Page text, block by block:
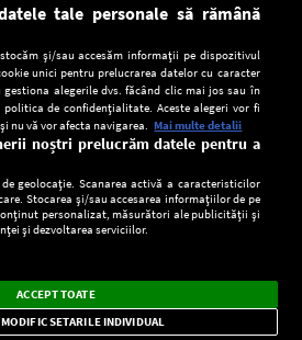
CONFIDENŢIALITATE
știri și alerte
×
tale personale să rămână
stocăm și/sau accesăm informații pe dispozitivul
unici pentru prelucrarea datelor cu caracter
alegerile dvs. făcând clic mai jos sau în
de confidențialitate. Aceste alegeri vor fi
nu vă vor afecta navigarea. Mai multe detalii
noștri prelucrăm datele pentru a
geolocație. Scanarea activă a caracteristicilor
Stocarea și/sau accesarea informațiilor de pe
personalizat, măsurători ale publicității și
și dezvoltarea serviciilor.
ACCEPT TOATE
MODIFIC SETARILE INDIVIDUAL